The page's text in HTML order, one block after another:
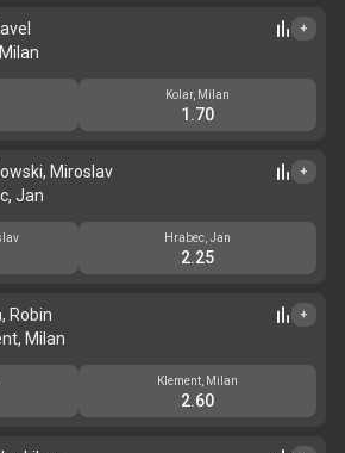
+
Kolar, Milan
1.70
Miroslav
Jan
+
Hrabec, Jan
2.25
Robin
Milan
+
Klement, Milan
2.60